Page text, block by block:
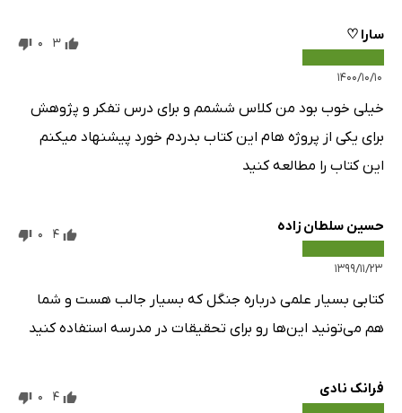
سارا ♡
۱۴۰۰/۱۰/۱۰
3
0
خیلی خوب بود من کلاس ششمم و برای درس تفکر و پژوهش
برای یکی از پروژه هام این کتاب بدردم خورد پیشنهاد میکنم
این کتاب را مطالعه کنید
حسین سلطان زاده
۱۳۹۹/۱۱/۲۳
4
0
کتابی بسیار علمی درباره جنگل که بسیار جالب هست و شما
هم می‌تونید این‌ها رو برای تحقیقات در مدرسه استفاده کنید
فرانک نادی 4
0